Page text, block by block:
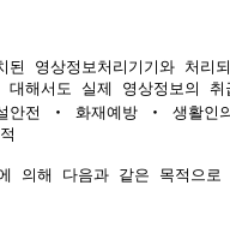
된 영상정보처리기기와 처
대해서도 실제 영상정보의
안전 ‧ 화재예방 ‧ 생활
의해 다음과 같은 목적으